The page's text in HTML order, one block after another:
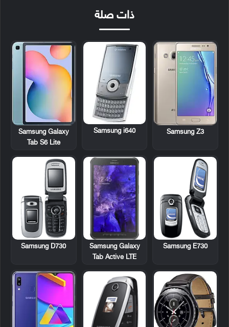
ذات صلة
Samsung Z3
Samsung i640
Samsung Galaxy
Tab S6 Lite
Samsung E730
Samsung Galaxy
Tab Active LTE
Samsung D730